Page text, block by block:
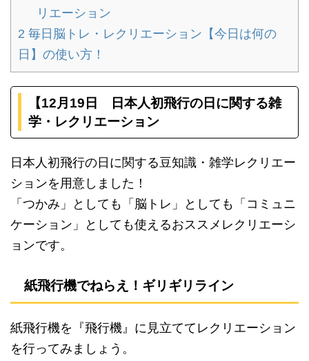
リエーション
2 毎日脳トレ・レクリエーション【今日は何の
日】の使い方！
【12月19日 日本人初飛行の日に関する雑
学・レクリエーション
日本人初飛行の日に関する豆知識・雑学レクリエー
ションを用意しました！
「つかみ」としても「脳トレ」としても「コミュニ
ケーション」としても使えるおススメレクリエーシ
ョンです。
紙飛行機でねらえ！ギリギリライン
紙飛行機を『飛行機』に見立ててレクリエーション
を行ってみましょう。